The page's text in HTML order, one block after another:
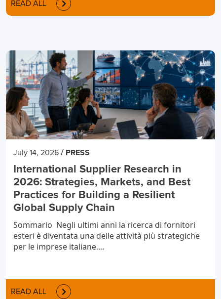
READ ALL
July 14, 2026 / PRESS
International Supplier Research in
2026: Strategies, Markets, and Best
Practices for Building a Resilient
Global Supply Chain
Sommario Negli ultimi anni la ricerca di fornitori
esteri è diventata una delle attività più strategiche
per le imprese italiane....
READ ALL